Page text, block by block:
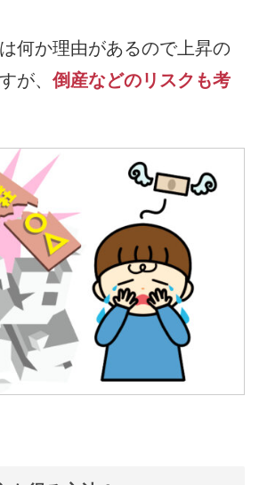
何か理由があるので上昇の
が、 倒産などのリスクも考